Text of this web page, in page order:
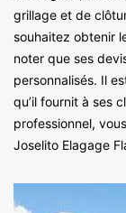
grillage et de
souhaitez obtenir
noter que ses
personnalisés. Il
qu’il fournit à ses
professionnel,
Joselito Elagage